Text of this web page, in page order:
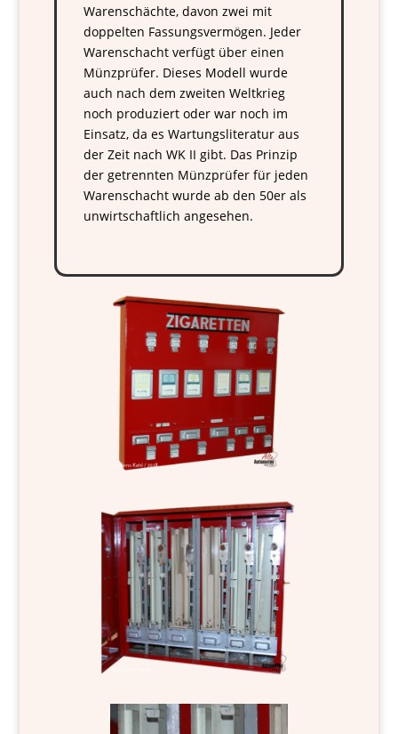
Warenschächte, davon zwei mit
doppelten Fassungsvermögen. Jeder
Warenschacht verfügt über einen
Münzprüfer. Dieses Modell wurde
auch nach dem zweiten Weltkrieg
noch produziert oder war noch im
Einsatz, da es Wartungsliteratur aus
der Zeit nach WK II gibt. Das Prinzip
der getrennten Münzprüfer für jeden
Warenschacht wurde ab den 50er als
unwirtschaftlich angesehen.